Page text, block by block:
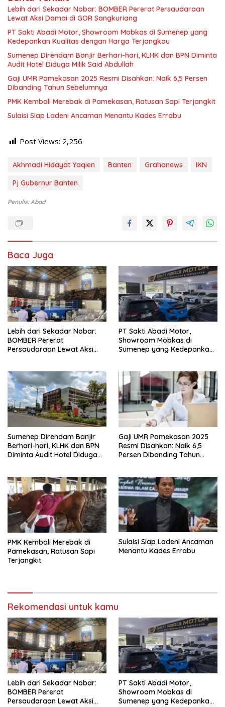
Lebih dari Sekadar Nobar: BOMBER Pererat Persaudaraan
Lewat Aksi Damai di GOR Sangkuriang
PT Sakti Abadi Motor, Showroom Mobkas di Sumenep yang
Kedepankan Kualitas dengan Harga Terjangkau
Sumenep Direndam Banjir Berhari-hari, KLHK dan BPN Diminta
Audit Hotel Diduga Milik Said Abdullah
Gaji UMR Pamekasan 2025 Resmi Disahkan: Naik 6,5 Persen
Dibanding Tahun Sebelumnya
PMK Kembali Merebak di Pamekasan, Ratusan Sapi Terjangkit
Sulaisi Siap Ladeni Ancaman Menantu Kades Errabu
Post Views: 2,256
Akhmadi Hidayat Yaqien Banten Grahanews
IKN
Pj Gubernur Banten
Penulis: Abad
Baca Juga
Lebih dari Sekadar Nobar:
BOMBER Pererat
Persaudaraan Lewat Aksi
PT Sakti Abadi Motor,
Showroom Mobkas di
Sumenep yang Kedepankan
Sumenep Direndam Banjir
Berhari-hari, KLHK dan BPN
Diminta Audit Hotel Diduga
Gaji UMR Pamekasan 2025
Resmi Disahkan: Naik 6,5
Persen Dibanding Tahun
PMK Kembali Merebak di
Pamekasan, Ratusan Sapi
Terjangkit
Sulaisi Siap Ladeni Ancaman
Menantu Kades Errabu
Rekomendasi untuk kamu
Lebih dari Sekadar Nobar:
BOMBER Pererat
Persaudaraan Lewat Aksi
PT Sakti Abadi Motor,
Showroom Mobkas di
Sumenep yang Kedepankan